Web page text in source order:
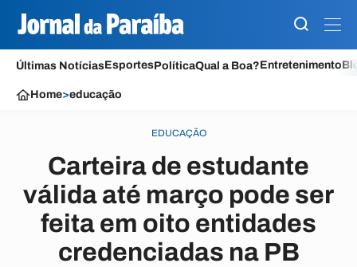
Últimas NotíciasEsportesPolíticaQual a Boa?Entretenimento
Home>educação
EDUCAÇÃO
Carteira de estudante
válida até março pode ser
feita em oito entidades
credenciadas na PB